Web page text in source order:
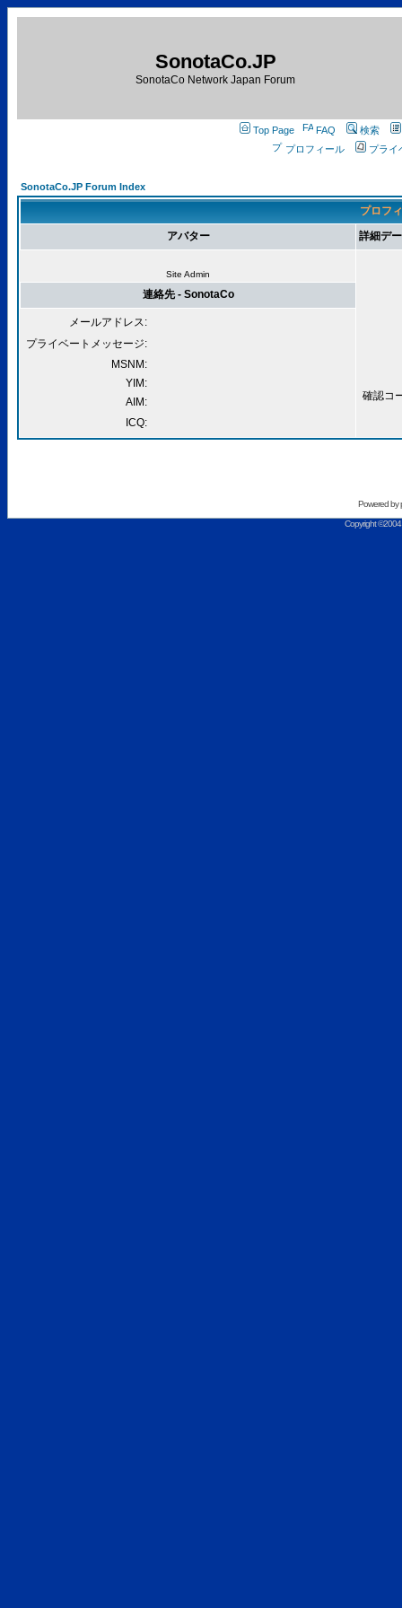
SonotaCo.JP
SonotaCo Network Japan Forum
Top Page FAQ
検索
プロフィール
プライ
SonotaCo.JP Forum Index
プロフ
アバター
詳細デ
Site Admin
確認コ
連絡先 - SonotaCo
メールアドレス:
プライベートメッセージ:
MSNM:
YIM:
AIM:
ICQ:
Powered by
Copyright ©2004